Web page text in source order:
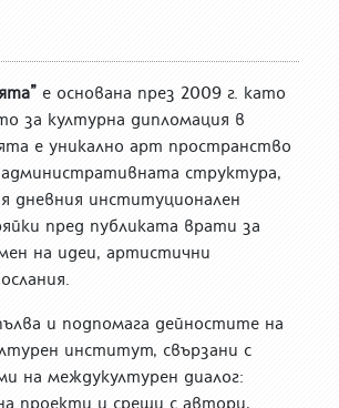
е основана през 2009 г. като
за културна дипломация в
е уникално арт пространство
структура,
дневния институционален
пред публиката врати за
на идеи, артистични
и подпомага дейностите на
институт, свързани с
на междукултурен диалог:
проекти и срещи с автори,